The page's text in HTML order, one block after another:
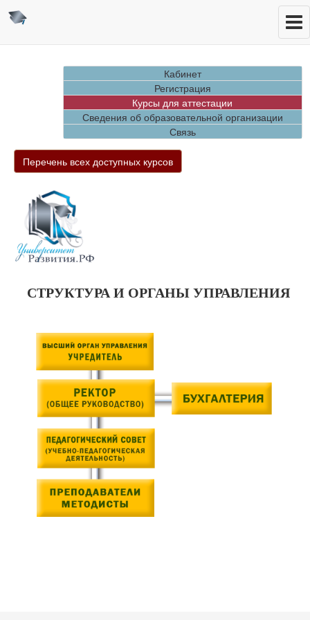
Кабинет
Регистрация
Курсы для аттестации
Сведения об образовательной организации
Связь
Перечень всех доступных курсов
СТРУКТУРА И ОРГАНЫ УПРАВЛЕНИЯ